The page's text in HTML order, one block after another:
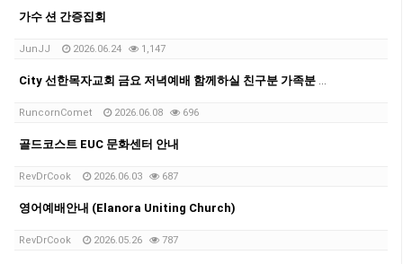
가수 션 간증집회
JunJJ 2026.06.24 1,147
City 선한목자교회 금요 저녁예배 함께하실 친구분 가족분 기다립니다^^
RuncornComet 2026.06.08 696
골드코스트 EUC 문화센터 안내
RevDrCook 2026.06.03 687
영어예배안내 (Elanora Uniting Church)
RevDrCook 2026.05.26 787